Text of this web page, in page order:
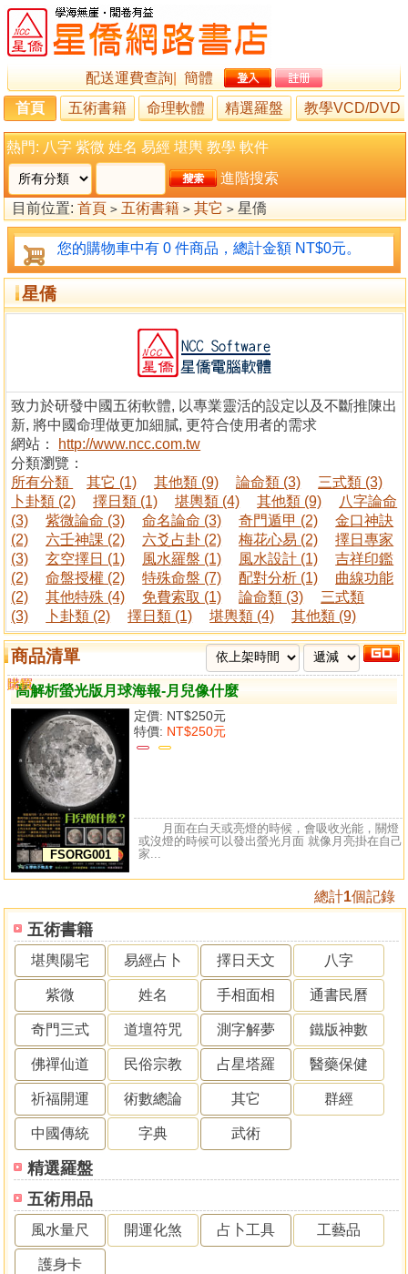
配送運費查詢
簡體
首頁
五術書籍 命理軟體 精選羅盤 教學VCD/DVD
熱門: 八字 紫微 姓名 易經 堪輿 教學 軟件
進階搜索
目前位置: 首頁 > 五術書籍 > 其它 > 星僑
您的購物車中有 0 件商品，總計金額 NT$0元。
五術書籍
堪輿陽宅 易經占卜 擇日天文 八字
紫微 姓名 手相面相 通書民曆
奇門三式 道壇符咒 測字解夢 鐵版神數
佛禪仙道 民俗宗教 占星塔羅 醫藥保健
祈福開運 術數總論 其它 群經
中國傳統 字典 武術
精選羅盤
五術用品
風水量尺 開運化煞 占卜工具 工藝品
護身卡
星僑
致力於研發中國五術軟體, 以專業靈活的設定以及不斷推陳出
新, 將中國命理做更加細膩, 更符合使用者的需求
網站：
http://www.ncc.com.tw
分類瀏覽：
所有分類
其它 (1) 其他類 (9) 論命類 (3)
三式類 (3)
卜卦類 (2)
擇日類 (1) 堪輿類 (4) 其他類 (9)
八字論命
(3)
紫微論命 (3) 命名論命 (3) 奇門遁甲 (2)
金口神訣
(2)
六壬神課 (2) 六爻占卦 (2) 梅花心易 (2)
擇日專家
(3)
玄空擇日 (1) 風水羅盤 (1) 風水設計 (1)
吉祥印鑑
(2)
命盤授權 (2) 特殊命盤 (7) 配對分析 (1)
曲線功能
(2)
其他特殊 (4) 免費索取 (1) 論命類 (3)
三式類
(3)
卜卦類 (2) 擇日類 (1) 堪輿類 (4) 其他類 (9)
商品清單
高解析螢光版月球海報-月兒像什麼
FSORG001
定價: NT$250元
特價: NT$250元
購買
比較
月面在白天或亮燈的時候，會吸收光能，關燈
或沒燈的時候可以發出螢光月面 就像月亮掛在自己
家...
總計1個記錄